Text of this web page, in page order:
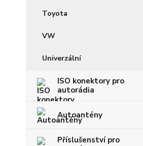
Toyota
VW
Univerzální
ISO konektory pro
autorádia
Autoantény
Příslušenství pro